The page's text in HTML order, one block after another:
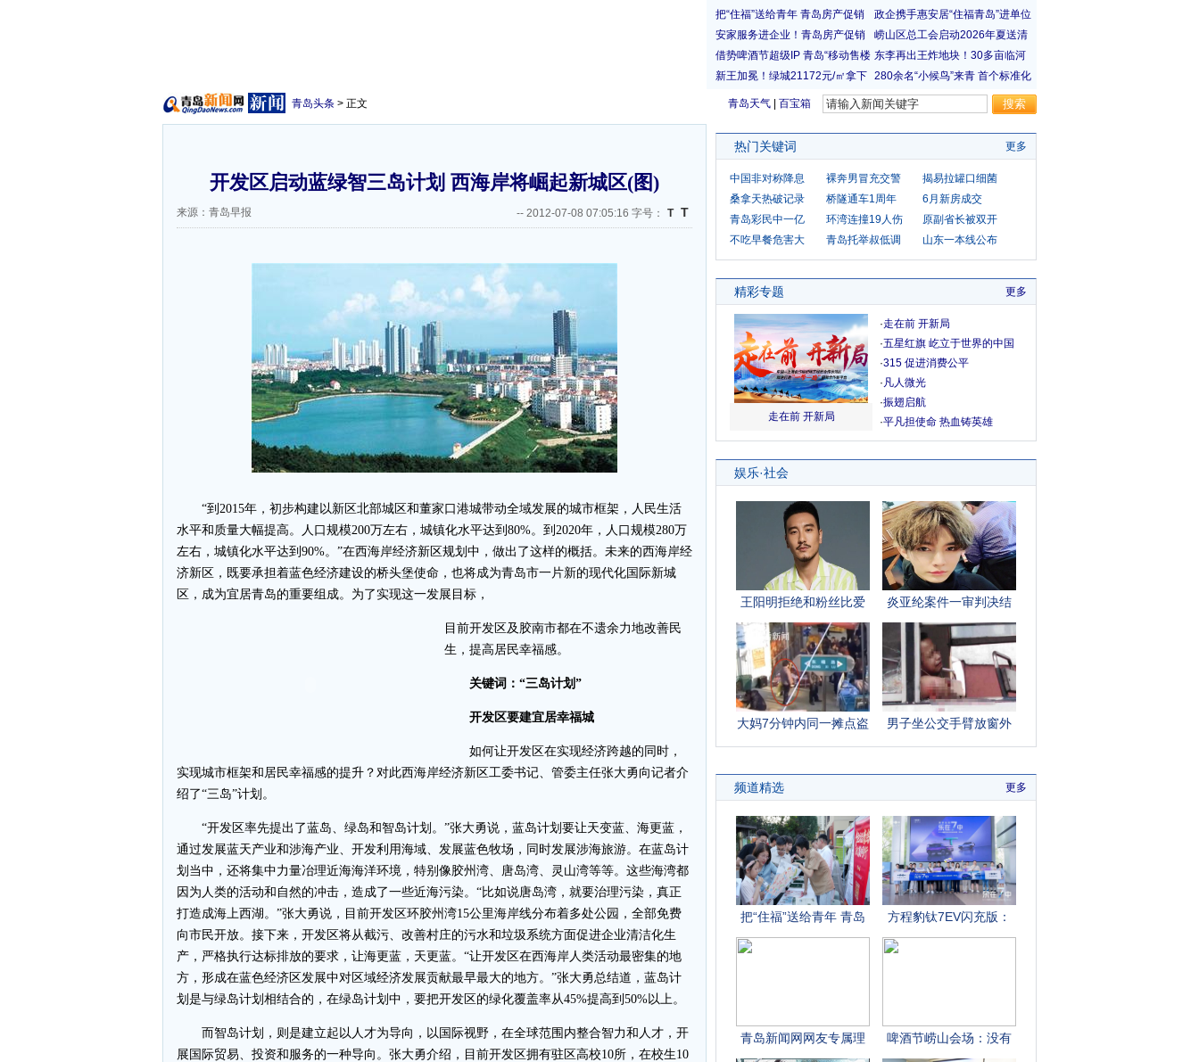
青岛天气 百宝箱
青岛头条 > 正文
开发区启动蓝绿智三岛计划 西海岸将崛起新城区(图)
来源：青岛早报 -- 2012-07-08 07:05:16 字号： T T
“到2015年，初步构建以新区北部城区和董家口港城带动全域发展的城市框架，人民生活
水平和质量大幅提高。人口规模200万左右，城镇化水平达到80%。到2020年，人口规模280万
左右，城镇化水平达到90%。”在西海岸经济新区规划中，做出了这样的概括。未来的西海岸经
济新区，既要承担着蓝色经济建设的桥头堡使命，也将成为青岛市一片新的现代化国际新城
区，成为宜居青岛的重要组成。为了实现这一发展目标，
目前开发区及胶南市都在不遗余力地改善民
生，提高居民幸福感。
关键词：“三岛计划”
开发区要建宜居幸福城
如何让开发区在实现经济跨越的同时，
实现城市框架和居民幸福感的提升？对此西海岸经济新区工委书记、管委主任张大勇向记者介
绍了“三岛”计划。
“开发区率先提出了蓝岛、绿岛和智岛计划。”张大勇说，蓝岛计划要让天变蓝、海更蓝，
通过发展蓝天产业和涉海产业、开发利用海域、发展蓝色牧场，同时发展涉海旅游。在蓝岛计
划当中，还将集中力量冶理近海海洋环境，特别像胶州湾、唐岛湾、灵山湾等等。这些海湾都
因为人类的活动和自然的冲击，造成了一些近海污染。“比如说唐岛湾，就要治理污染，真正
打造成海上西湖。”张大勇说，目前开发区环胶州湾15公里海岸线分布着多处公园，全部免费
向市民开放。接下来，开发区将从截污、改善村庄的污水和垃圾系统方面促进企业清洁化生
产，严格执行达标排放的要求，让海更蓝，天更蓝。“让开发区在西海岸人类活动最密集的地
方，形成在蓝色经济区发展中对区域经济发展贡献最早最大的地方。”张大勇总结道，蓝岛计
划是与绿岛计划相结合的，在绿岛计划中，要把开发区的绿化覆盖率从45%提高到50%以上。
而智岛计划，则是建立起以人才为导向，以国际视野，在全球范围内整合智力和人才，开
展国际贸易、投资和服务的一种导向。张大勇介绍，目前开发区拥有驻区高校10所，在校生10
热门关键词 更多
中国非对称降息 裸奔男冒充交警
揭易拉罐口细菌
桑拿天热破记录
桥隧通车1周年
6月新房成交
青岛彩民中一亿
环湾连撞19人伤
原副省长被双开
不吃早餐危害大
青岛托举叔低调 山东一本线公布